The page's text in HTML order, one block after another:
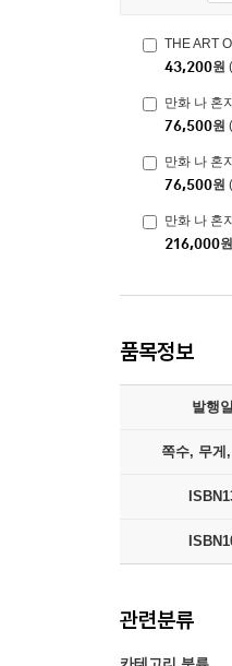
THE ART
43,200원
만화 나 혼
76,500원
만화 나 혼
76,500원
만화 나 혼
216,000원
품목정보
발행일
쪽수, 무게,
관련분류